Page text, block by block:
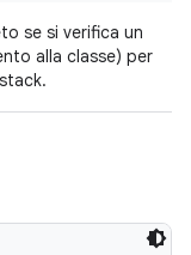
se si verifica un
alla classe) per